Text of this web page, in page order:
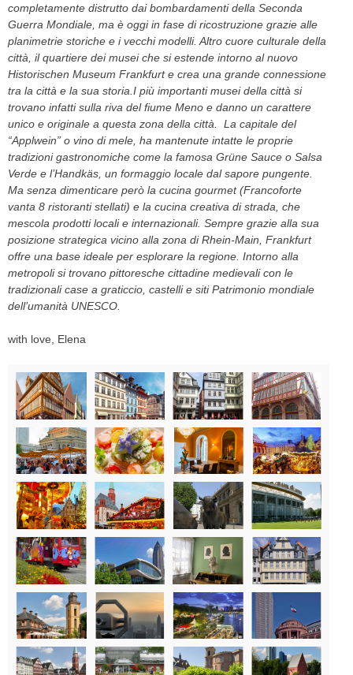
completamente distrutto dai bombardamenti della Seconda
Guerra Mondiale, ma è oggi in fase di ricostruzione grazie alle
planimetrie storiche e i vecchi modelli. Altro cuore culturale della
città, il quartiere dei musei che si estende intorno al nuovo
Historischen Museum Frankfurt e crea una grande connessione
tra la città e la sua storia.I più importanti musei della città si
trovano infatti sulla riva del fiume Meno e danno un carattere
unico e originale a questa zona della città. La capitale del
“Applwein” o vino di mele, ha mantenute intatte le proprie
tradizioni gastronomiche come la famosa Grüne Sauce o Salsa
Verde e l’Handkäs, un formaggio locale dal sapore pungente.
Ma senza dimenticare però la cucina gourmet (Francoforte
vanta 8 ristoranti stellati) e la cucina creativa di strada, che
mescola prodotti locali e internazionali. Sempre grazie alla sua
posizione strategica vicino alla zona di Rhein-Main, Frankfurt
offre una base ideale per esplorare la regione. Intorno alla
metropoli si trovano pittoresche cittadine medievali con le
tradizionali case a graticcio, castelli e siti Patrimonio mondiale
dell’umanità UNESCO.
with love, Elena